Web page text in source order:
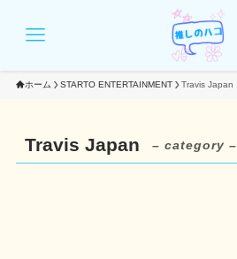
ホーム STARTO ENTERTAINMENT Travis Japan
Travis Japan – category –